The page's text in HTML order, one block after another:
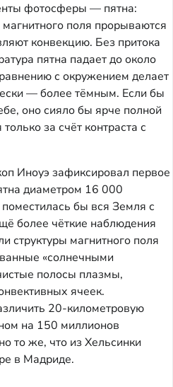
фотосферы — пятна:
поля прорываются
конвекцию. Без притока
пятна падает до около
с окружением делает
— более тёмным. Если бы
оно сияло бы ярче полной
за счёт контраста с
Иноуэ зафиксировал первое
диаметром 16 000
бы вся Земля с
более чёткие наблюдения
структуры магнитного поля
«солнечными
полосы плазмы,
ячеек.
20-километровую
на 150 миллионов
то же, что из Хельсинки
в Мадриде.